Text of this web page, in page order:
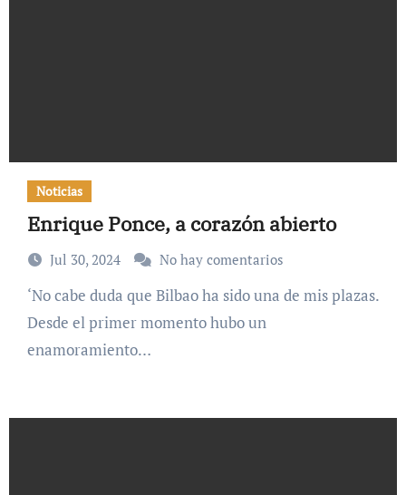
Noticias
Enrique Ponce, a corazón abierto
Jul 30, 2024 No hay comentarios
‘No cabe duda que Bilbao ha sido una de mis plazas.
Desde el primer momento hubo un
enamoramiento…